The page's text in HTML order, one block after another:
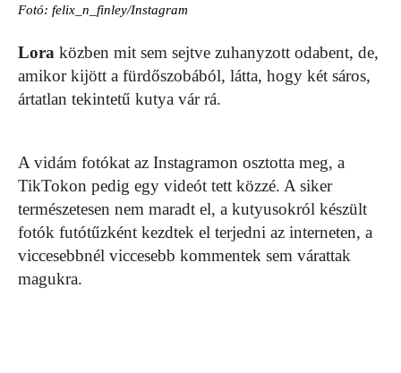
Fotó: felix_n_finley/Instagram
Lora közben mit sem sejtve zuhanyzott odabent, de,
amikor kijött a fürdőszobából, látta, hogy két sáros,
ártatlan tekintetű kutya vár rá.
A vidám fotókat az Instagramon osztotta meg, a
TikTokon pedig egy videót tett közzé. A siker
természetesen nem maradt el, a kutyusokról készült
fotók futótűzként kezdtek el terjedni az interneten, a
viccesebbnél viccesebb kommentek sem várattak
magukra.